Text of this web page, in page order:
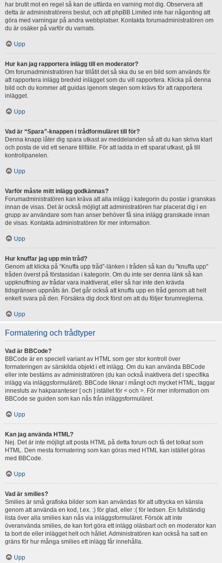
har brutit mot en regel så kan de utfärda en varning mot dig. Observera att
detta är administratörens beslut, och att phpBB Limited inte har någonting att
göra med varningar på andra webbplatser. Kontakta forumadministratören om
du är osäker på varför du varnats.
Upp
Hur kan jag rapportera inlägg till en moderator?
Om forumadministratören har tillåtit det så ska du se en bild som används för
att rapportera inlägg bredvid inlägget som du vill rapportera. Klicka på denna
bild och du kommer att guidas igenom stegen som krävs för att rapportera
inlägget.
Upp
Vad är “Spara”-knappen i trådformuläret till för?
Denna knapp låter dig spara utkast av meddelanden så att du kan skriva klart
och posta de vid ett senare tillfälle. För att ladda in ett sparat utkast, gå till
kontrollpanelen.
Upp
Varför måste mitt inlägg godkännas?
Forumadministratören kan kräva att alla inlägg i kategorin du postar i granskas
innan de visas. Det är också möjligt att administratören har placerat dig i en
grupp av användare som han anser behöver få sina inlägg granskade innan
de visas. Kontakta administratören för mer information.
Upp
Hur knuffar jag upp min tråd?
Genom att klicka på “Knuffa upp tråd”-länken i tråden så kan du "knuffa upp"
tråden överst på förstasidan i kategorin. Om du inte ser denna länk så kan
uppknuffning av trådar vara inaktiverat, eller så har inte den krävda
tidsgränsen uppnåts än. Det går också att knuffa upp en tråd genom att helt
enkelt svara på den. Försäkra dig dock först om att du följer forumreglerna.
Upp
Formatering och trådtyper
Vad är BBCode?
BBCode är en speciell variant av HTML som ger stor kontroll över
formateringen av särskilda objekt i ett inlägg. Om du kan använda BBCode
eller inte bestäms av administratören (du kan också inaktivera det i specifika
inlägg via inläggsformuläret). BBCode liknar i mångt och mycket HTML, taggar
innesluts av hakparanteser [ och ] istället för < och >. För mer information om
BBCode se guiden som kan nås från inläggsformuläret.
Upp
Kan jag använda HTML?
Nej. Det är inte möjligt att posta HTML på detta forum och få det tolkat som
HTML. Den mesta formatering som kan göras med HTML kan istället göras
med BBCode.
Upp
Vad är smilies?
Smilies är små grafiska bilder som kan användas för att uttrycka en känsla
genom att använda en kod, t.ex. :) för glad, eller :( för ledsen. En fullständig
lista över alla smilies kan nås via inläggsformuläret. Försök att inte
överanvända smilies, de kan fort göra ett inlägg oläsbart och en moderator kan
ta bort de eller inlägget helt och hållet. Administratören kan också ha satt en
gräns för hur många smilies ett inlägg får innehålla.
Upp